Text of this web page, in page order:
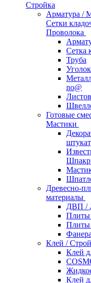
Стройка
Арматура /
Сетки
Проволока
Сетка
Труба
Уголок
no@
Готовые
Мастики
Древесно-
материалы
ДВП /
Плиты
Плиты
Фанера
Клей /
Клей
Клей